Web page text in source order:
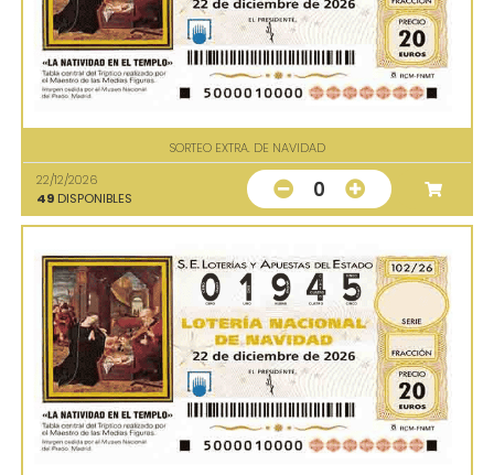
SORTEO EXTRA. DE NAVIDAD
22/12/2026
49 DISPONIBLES 0